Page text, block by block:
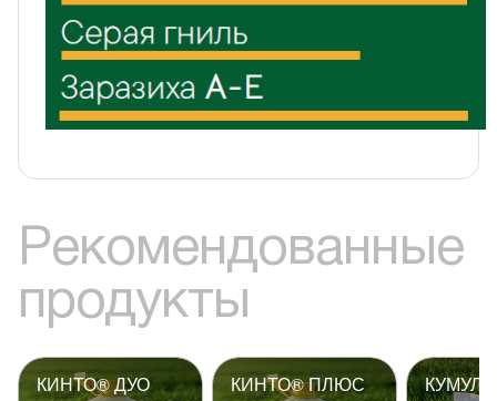
Рекомендованные
продукты
КИНТО® ДУО КИНТО® ПЛЮС